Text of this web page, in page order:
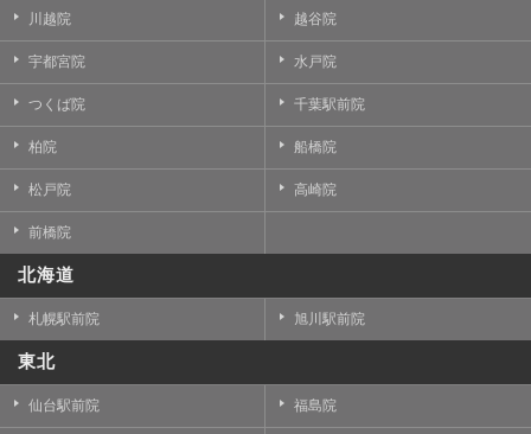
川越院 越谷院
宇都宮院 水戸院
つくば院 千葉駅前院
柏院 船橋院
松戸院 高崎院
前橋院
北海道
札幌駅前院 旭川駅前院
東北
仙台駅前院 福島院